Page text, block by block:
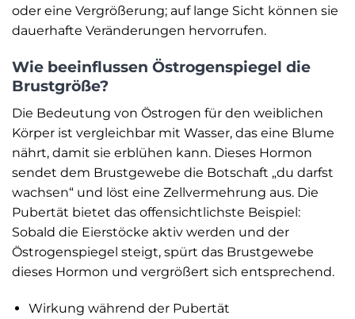
oder eine Vergrößerung; auf lange Sicht können sie
dauerhafte Veränderungen hervorrufen.
Wie beeinflussen Östrogenspiegel die
Brustgröße?
Die Bedeutung von Östrogen für den weiblichen
Körper ist vergleichbar mit Wasser, das eine Blume
nährt, damit sie erblühen kann. Dieses Hormon
sendet dem Brustgewebe die Botschaft „du darfst
wachsen“ und löst eine Zellvermehrung aus. Die
Pubertät bietet das offensichtlichste Beispiel:
Sobald die Eierstöcke aktiv werden und der
Östrogenspiegel steigt, spürt das Brustgewebe
dieses Hormon und vergrößert sich entsprechend.
Wirkung während der Pubertät